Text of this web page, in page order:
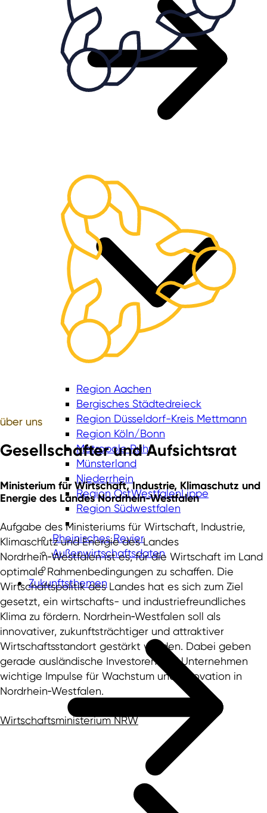
Region Aachen
Bergisches Städtedreieck
Region Düsseldorf-Kreis Mettmann
Region Köln/Bonn
Metropole Ruhr
Münsterland
Niederrhein
Region OstWestfalenLippe
Region Südwestfalen
Rheinisches Revier
Außenwirtschaftsdaten
Zukunftsthemen
über uns
Gesellschafter und Aufsichtsrat
Ministerium für Wirtschaft, Industrie, Klimaschutz und
Energie des Landes Nordrhein‑Westfalen
Aufgabe des Ministeriums für Wirtschaft, Industrie,
Klimaschutz und Energie des Landes
Nordrhein‑Westfalen ist es, für die Wirtschaft im Land
optimale Rahmenbedingungen zu schaffen. Die
Wirtschaftspolitik des Landes hat es sich zum Ziel
gesetzt, ein wirtschafts- und industriefreundliches
Klima zu fördern. Nordrhein‑Westfalen soll als
innovativer, zukunftsträchtiger und attraktiver
Wirtschaftsstandort gestärkt werden. Dabei geben
gerade ausländische Investoren und Unternehmen
wichtige Impulse für Wachstum und Innovation in
Nordrhein‑Westfalen.
Wirtschaftsministerium NRW